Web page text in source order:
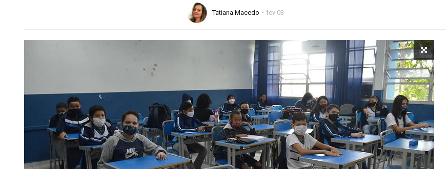
Tatiana Macedo fev 03